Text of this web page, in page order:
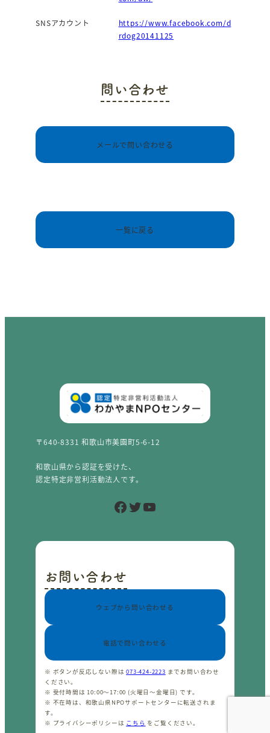
SNSアカウント
https://www.facebook.com/d
rdog20141125
問い合わせ
メールで問い合わせる
一覧に戻る
〒640-8331 和歌山市美園町5-6-12
和歌山県から認証を受けた、
認定特定非営利活動法人です。
Facebook Twitter YouTube
お問い合わせ
ウェブから問い合わせる
電話で問い合わせる
※ ボタンが反応しない際は073-424-2223 までお問い合わせ
ください。
※ 受付時間は 10:00〜17:00 (火曜日〜金曜日) です。
※ 不在時は、和歌山県NPOサポートセンターに転送されま
す。
※ プライバシーポリシーは こちら をご覧ください。